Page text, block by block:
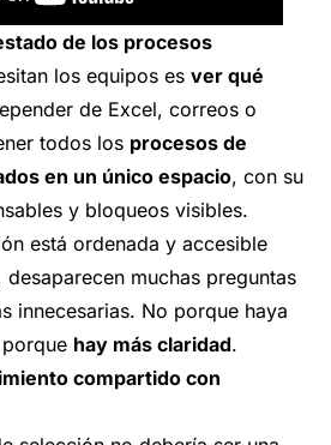
de los procesos
los equipos es ver qué
de Excel, correos o
todos los procesos de
en un único espacio, con su
y bloqueos visibles.
está ordenada y accesible
muchas preguntas
innecesarias. No porque haya
hay más claridad.
compartido con